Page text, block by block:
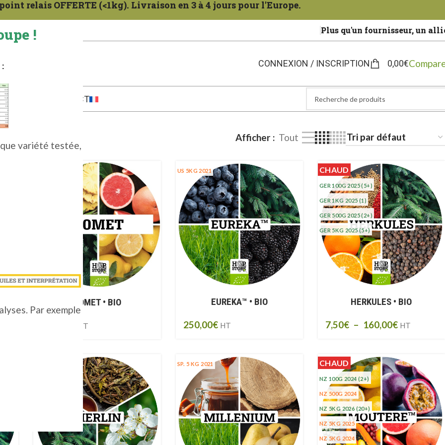
!
variété testée,
Par exemple
relais OFFERTE (<1kg). Livraison en 3 à 4 jours pour l'Europe.
Plus qu'un fournisseur, un
CONNEXION / INSCRIPTION 0,00€
MÉTIER CONTACT
Afficher Tout
COMET • BIO
HT
US 5KG 2021
EUREKA™ • BIO
250,00€ HT
CHAUD
GER 100G 2025(5+)
GER 1KG 2025(1)
GER 500G 2025(2+)
GER 5KG 2025(5+)
HERKULES • BIO
7,50€ – 160,00€ HT
SP. 5 KG 2021 CHAUD
NZ 100G 2024 (2+)
NZ 500G 2024
NZ 5KG 2026 (20+)
NZ 5KG 2025
NZ 5KG 2024